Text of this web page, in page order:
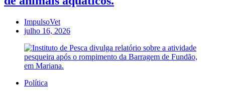
ImpulsoVet
julho 16, 2026
Política